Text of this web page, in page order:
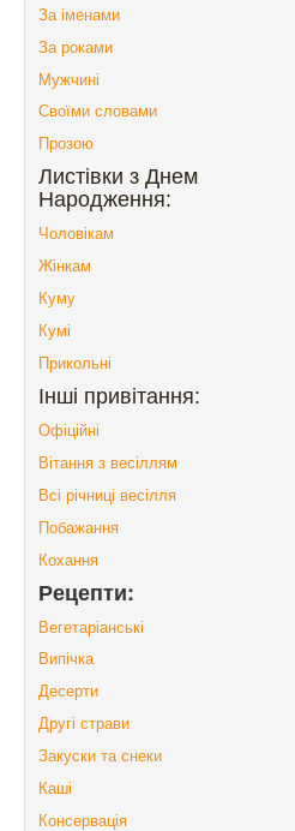
За іменами
За роками
Мужчині
Своїми словами
Прозою
Листівки з Днем
Народження:
Чоловікам
Жінкам
Куму
Кумі
Прикольні
Інші привітання:
Офіційні
Вітання з весіллям
Всі річниці весілля
Побажання
Кохання
Рецепти:
Вегетаріанські
Випічка
Десерти
Другі страви
Закуски та снеки
Каші
Консервація